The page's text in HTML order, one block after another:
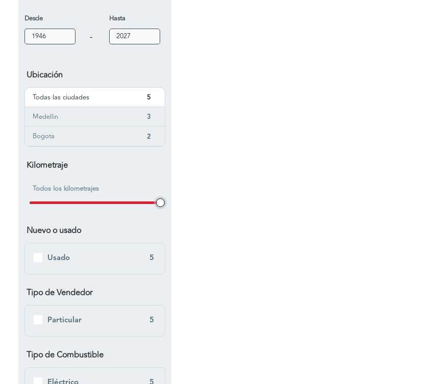
Desde
-
Hasta
Ubicación
Todas las ciudades 5
Medellin 3
Bogota 2
Kilometraje
Todos los kilometrajes
Nuevo o usado
Usado 5
Tipo de Vendedor
Particular 5
Tipo de Combustible
Eléctrico 5